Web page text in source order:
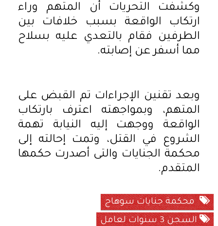
وكشفت التحريات أن المتهم وراء
ارتكاب الواقعة بسبب خلافات بين
الطرفين فقام بالتعدي عليه بسلاح
مما أسفر عن إصابته.
وبعد تقنين الإجراءات تم القبض على
المتهم، وبمواجهته اعترف بارتكاب
الواقعة ووجهت إليه النيابة تهمة
الشروع في القتل، وتمت إحالته إلى
محكمة الجنايات والتى أصدرت حكمها
المتقدم.
محكمة جنايات سوهاج
السجن 3 سنوات لعامل